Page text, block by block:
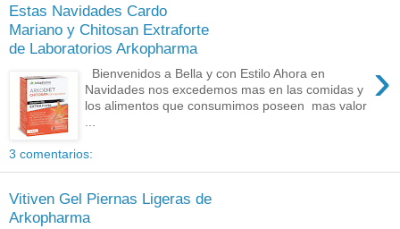
Estas Navidades Cardo
Mariano y Chitosan Extraforte
de Laboratorios Arkopharma
›
Bienvenidos a Bella y con Estilo Ahora en
Navidades nos excedemos mas en las comidas y
los alimentos que consumimos poseen mas valor
...
3 comentarios:
Vitiven Gel Piernas Ligeras de
Arkopharma